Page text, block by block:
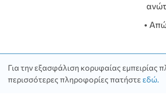
Για την εξασφάλιση κορυφαίας εμπειρίας
περισσότερες πληροφορίες πατήστε εδώ.